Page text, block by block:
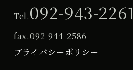
Tel.092-943-2261
fax.092-944-2586
プライバシーポリシー